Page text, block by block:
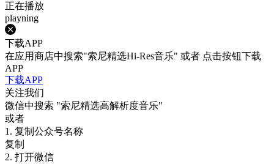
正在播放
playning
下载APP
在应用商店中搜索"索尼精选Hi-Res音乐" 或者 点击按钮下载
APP
下载APP
关注我们
微信中搜索 "索尼精选高解析度音乐"
或者
1. 复制公众号名称
复制
2. 打开微信